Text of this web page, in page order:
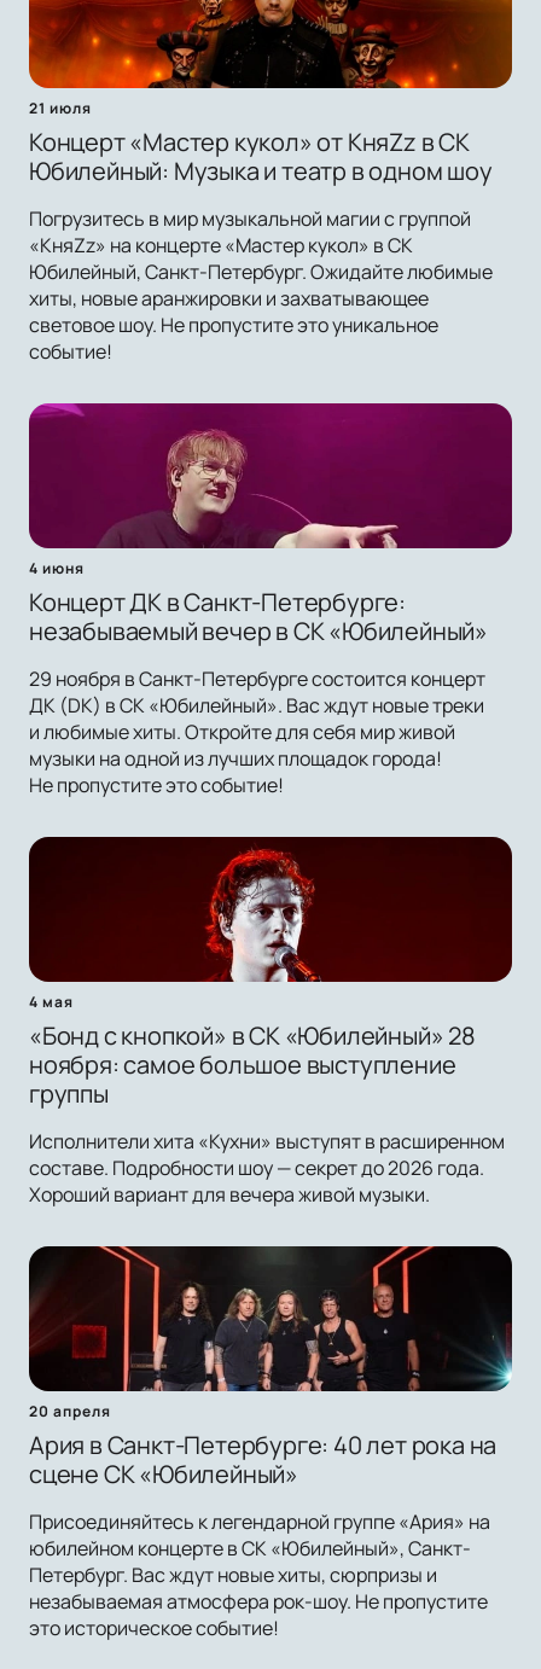
21 июля
Концерт «Мастер кукол» от КняZz в СК
Юбилейный: Музыка и театр в одном шоу
Погрузитесь в мир музыкальной магии с группой
«КняZz» на концерте «Мастер кукол» в СК
Юбилейный, Санкт-Петербург. Ожидайте любимые
хиты, новые аранжировки и захватывающее
световое шоу. Не пропустите это уникальное
событие!
4 июня
Концерт ДК в Санкт-Петербурге:
незабываемый вечер в СК «Юбилейный»
29 ноября в Санкт-Петербурге состоится концерт
ДК (DK) в СК «Юбилейный». Вас ждут новые треки
и любимые хиты. Откройте для себя мир живой
музыки на одной из лучших площадок города!
Не пропустите это событие!
4 мая
«Бонд с кнопкой» в СК «Юбилейный» 28
ноября: самое большое выступление
группы
Исполнители хита «Кухни» выступят в расширенном
составе. Подробности шоу — секрет до 2026 года.
Хороший вариант для вечера живой музыки.
20 апреля
Ария в Санкт-Петербурге: 40 лет рока на
сцене СК «Юбилейный»
Присоединяйтесь к легендарной группе «Ария» на
юбилейном концерте в СК «Юбилейный», Санкт-
Петербург. Вас ждут новые хиты, сюрпризы и
незабываемая атмосфера рок-шоу. Не пропустите
это историческое событие!